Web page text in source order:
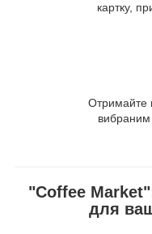
картку,
Отримайте
вибраним
"Coffee
для